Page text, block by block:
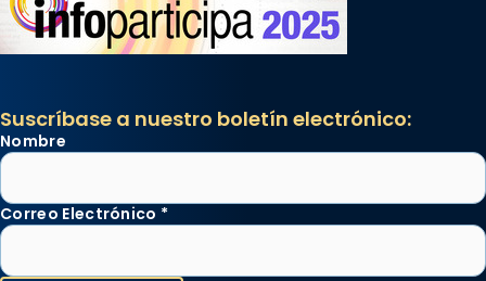
Suscríbase a nuestro boletín electrónico:
Nombre
Correo Electrónico *